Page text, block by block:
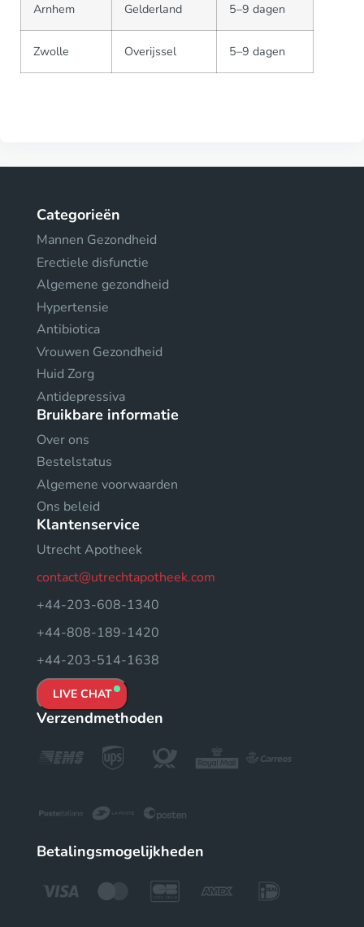
Arnhem Gelderland 5–9 dagen
Zwolle Overijssel 5–9 dagen
Categorieën
Mannen Gezondheid
Erectiele disfunctie
Algemene gezondheid
Hypertensie
Antibiotica
Vrouwen Gezondheid
Huid Zorg
Antidepressiva
Bruikbare informatie
Over ons
Bestelstatus
Algemene voorwaarden
Ons beleid
Klantenservice
Utrecht Apotheek
contact@utrechtapotheek.com
+44-203-608-1340
+44-808-189-1420
+44-203-514-1638
LIVE CHAT
Verzendmethoden
Betalingsmogelijkheden